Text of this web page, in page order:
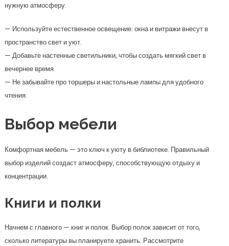
нужную атмосферу.
— Используйте естественное освещение: окна и витражи внесут в
пространство свет и уют.
— Добавьте настенные светильники, чтобы создать мягкий свет в
вечернее время.
— Не забывайте про торшеры и настольные лампы для удобного
чтения.
Выбор мебели
Комфортная мебель — это ключ к уюту в библиотеке. Правильный
выбор изделий создаст атмосферу, способствующую отдыху и
концентрации.
Книги и полки
Начнем с главного — книг и полок. Выбор полок зависит от того,
сколько литературы вы планируете хранить. Рассмотрите